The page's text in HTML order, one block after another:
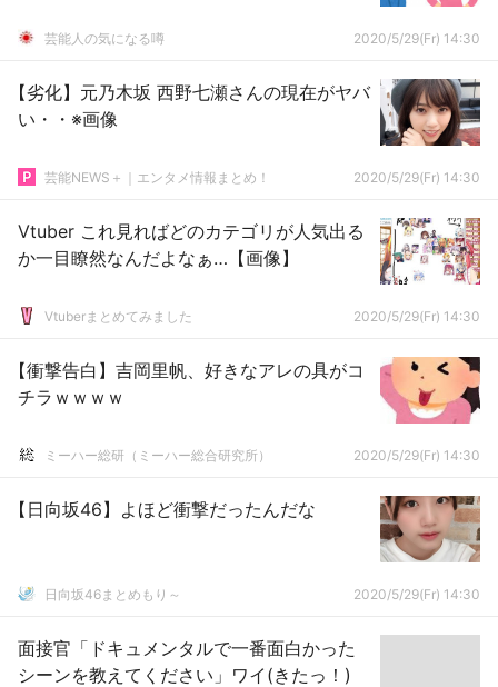
芸能人の気になる噂 2020/5/29(Fr) 14:30
【劣化】元乃木坂 西野七瀬さんの現在がヤバ
い・・※画像
芸能NEWS＋｜エンタメ情報まとめ！ 2020/5/29(Fr) 14:30
Vtuber これ見ればどのカテゴリが人気出る
か一目瞭然なんだよなぁ…【画像】
Vtuberまとめてみました 2020/5/29(Fr) 14:30
【衝撃告白】吉岡里帆、好きなアレの具がコ
チラｗｗｗｗ
ミーハー総研（ミーハー総合研究所） 2020/5/29(Fr) 14:30
【日向坂46】よほど衝撃だったんだな
日向坂46まとめもり～ 2020/5/29(Fr) 14:30
面接官「ドキュメンタルで一番面白かった
シーンを教えてください」ワイ(きたっ！)